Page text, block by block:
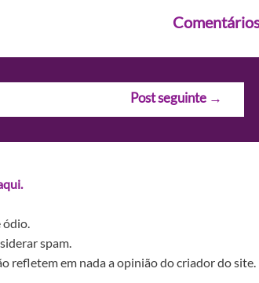
Post seguinte →
ódio.
spam.
refletem em nada a opinião do criador do site.